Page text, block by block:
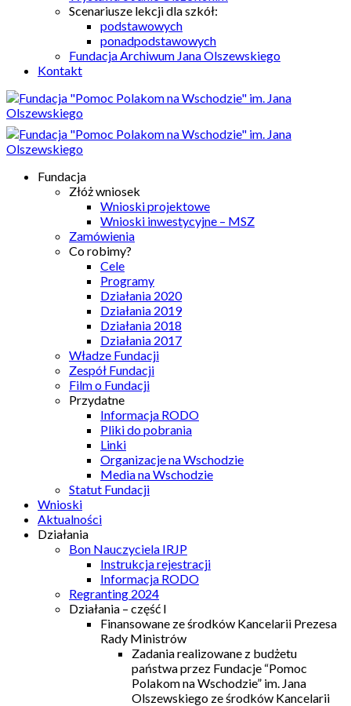
Scenariusze lekcji dla szkół:
podstawowych
ponadpodstawowych
Fundacja Archiwum Jana Olszewskiego
Kontakt
Fundacja
Złóż wniosek
Wnioski projektowe
Wnioski inwestycyjne – MSZ
Zamówienia
Co robimy?
Cele
Programy
Działania 2020
Działania 2019
Działania 2018
Działania 2017
Władze Fundacji
Zespół Fundacji
Film o Fundacji
Przydatne
Informacja RODO
Pliki do pobrania
Linki
Organizacje na Wschodzie
Media na Wschodzie
Statut Fundacji
Wnioski
Aktualności
Działania
Bon Nauczyciela IRJP
Instrukcja rejestracji
Informacja RODO
Regranting 2024
Działania – część I
Finansowane ze środków Kancelarii Prezesa
Rady Ministrów
Zadania realizowane z budżetu
państwa przez Fundacje “Pomoc
Polakom na Wschodzie” im. Jana
Olszewskiego ze środków Kancelarii